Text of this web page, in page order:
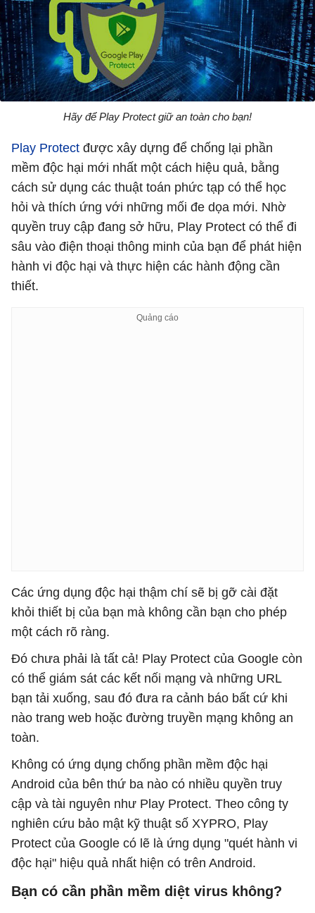
Hãy để Play Protect giữ an toàn cho bạn!
Play Protect được xây dựng để chống lại phần
mềm độc hại mới nhất một cách hiệu quả, bằng
cách sử dụng các thuật toán phức tạp có thể học
hỏi và thích ứng với những mối đe dọa mới. Nhờ
quyền truy cập đang sở hữu, Play Protect có thể đi
sâu vào điện thoại thông minh của bạn để phát hiện
hành vi độc hại và thực hiện các hành động cần
thiết.
Các ứng dụng độc hại thậm chí sẽ bị gỡ cài đặt
khỏi thiết bị của bạn mà không cần bạn cho phép
một cách rõ ràng.
Đó chưa phải là tất cả! Play Protect của Google còn
có thể giám sát các kết nối mạng và những URL
bạn tải xuống, sau đó đưa ra cảnh báo bất cứ khi
nào trang web hoặc đường truyền mạng không an
toàn.
Không có ứng dụng chống phần mềm độc hại
Android của bên thứ ba nào có nhiều quyền truy
cập và tài nguyên như Play Protect. Theo công ty
nghiên cứu bảo mật kỹ thuật số XYPRO, Play
Protect của Google có lẽ là ứng dụng "quét hành vi
độc hại" hiệu quả nhất hiện có trên Android.
Bạn có cần phần mềm diệt virus không?